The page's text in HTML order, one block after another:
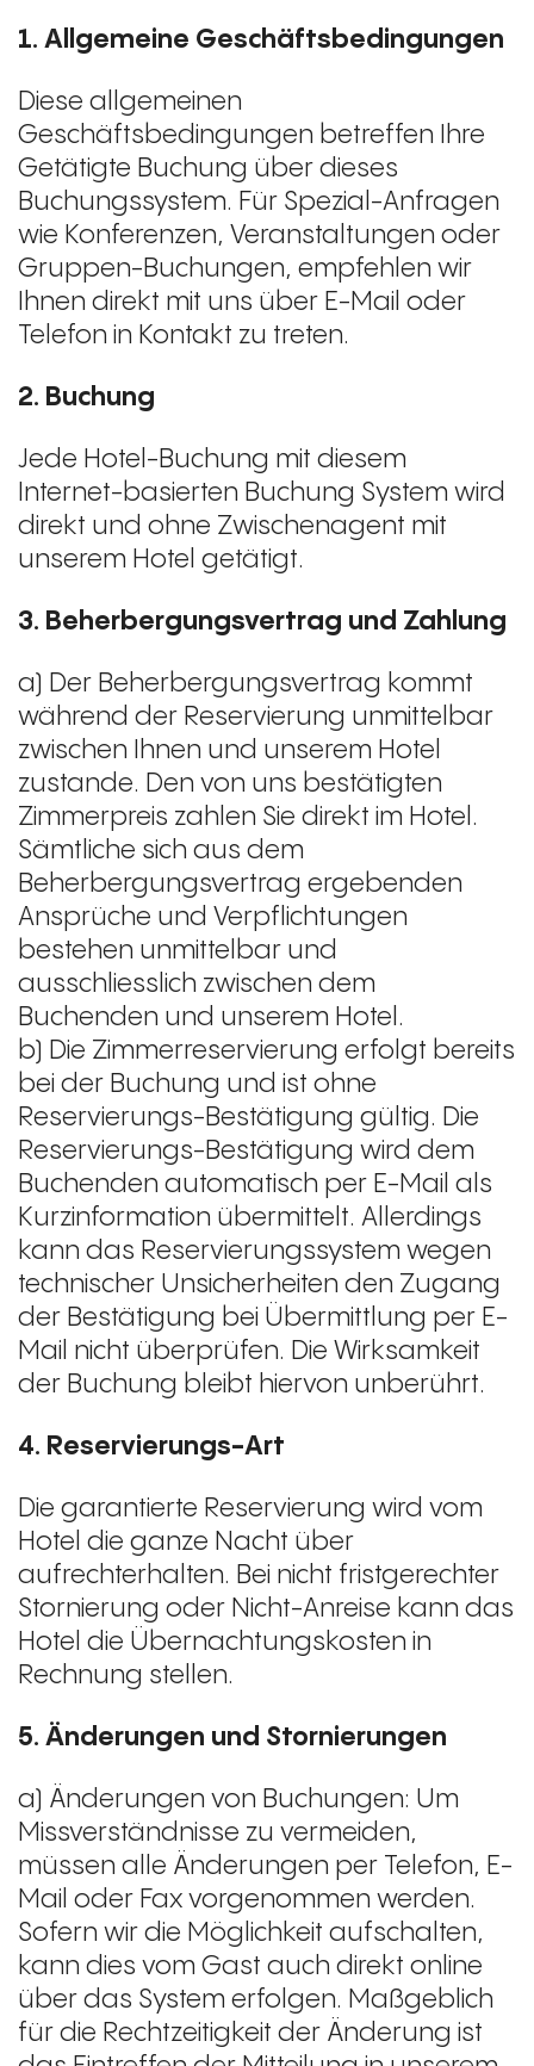
1. Allgemeine Geschäftsbedingungen
Diese allgemeinen
Geschäftsbedingungen betreffen Ihre
Getätigte Buchung über dieses
Buchungssystem. Für Spezial-Anfragen
wie Konferenzen, Veranstaltungen oder
Gruppen-Buchungen, empfehlen wir
Ihnen direkt mit uns über E-Mail oder
Telefon in Kontakt zu treten.
2. Buchung
Jede Hotel-Buchung mit diesem
Internet-basierten Buchung System wird
direkt und ohne Zwischenagent mit
unserem Hotel getätigt.
3. Beherbergungsvertrag und Zahlung
a) Der Beherbergungsvertrag kommt
während der Reservierung unmittelbar
zwischen Ihnen und unserem Hotel
zustande. Den von uns bestätigten
Zimmerpreis zahlen Sie direkt im Hotel.
Sämtliche sich aus dem
Beherbergungsvertrag ergebenden
Ansprüche und Verpflichtungen
bestehen unmittelbar und
ausschliesslich zwischen dem
Buchenden und unserem Hotel.
b) Die Zimmerreservierung erfolgt bereits
bei der Buchung und ist ohne
Reservierungs-Bestätigung gültig. Die
Reservierungs-Bestätigung wird dem
Buchenden automatisch per E-Mail als
Kurzinformation übermittelt. Allerdings
kann das Reservierungssystem wegen
technischer Unsicherheiten den Zugang
der Bestätigung bei Übermittlung per E-
Mail nicht überprüfen. Die Wirksamkeit
der Buchung bleibt hiervon unberührt.
4. Reservierungs-Art
Die garantierte Reservierung wird vom
Hotel die ganze Nacht über
aufrechterhalten. Bei nicht fristgerechter
Stornierung oder Nicht-Anreise kann das
Hotel die Übernachtungskosten in
Rechnung stellen.
5. Änderungen und Stornierungen
a) Änderungen von Buchungen: Um
Missverständnisse zu vermeiden,
müssen alle Änderungen per Telefon, E-
Mail oder Fax vorgenommen werden.
Sofern wir die Möglichkeit aufschalten,
kann dies vom Gast auch direkt online
über das System erfolgen. Maßgeblich
für die Rechtzeitigkeit der Änderung ist